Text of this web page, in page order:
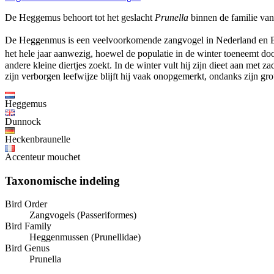
De Heggemus behoort tot het geslacht Prunella binnen de familie
De Heggenmus is een veelvoorkomende zangvogel in Nederland
het hele jaar aanwezig, hoewel de populatie in de winter toeneemt
andere kleine diertjes zoekt. In de winter vult hij zijn dieet aan met
zijn verborgen leefwijze blijft hij vaak onopgemerkt, ondanks zijn
Heggemus
Dunnock
Heckenbraunelle
Accenteur mouchet
Taxonomische indeling
Bird Order
Zangvogels (Passeriformes)
Bird Family
Heggenmussen (Prunellidae)
Bird Genus
Prunella